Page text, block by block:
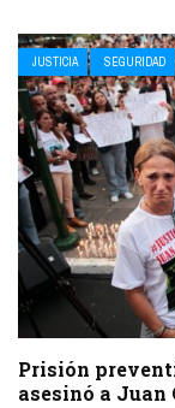
JUSTICIA SEGURIDAD
Prisión
asesinó a Juan